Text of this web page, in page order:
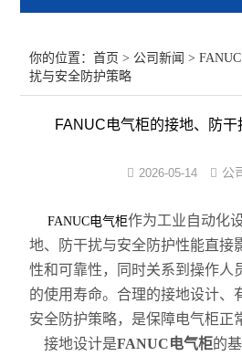
数控电气柜
电子手轮
注塑式系统线束
立式多级离心泵
集成模组
发那科电抗器
耐油特种电缆系列
你的位置：首页 > 公司新闻 >
扰与安全防护策略
FANUC电气柜的接地、防
2026-05-14 公
FANUC电气柜作为工业自动化
地、防干扰与安全防护性能直接
性和可靠性，同时关系到操作人
的使用寿命。合理的接地设计、
安全防护策略，是保障电气柜正
接地设计是FANUC电气柜的